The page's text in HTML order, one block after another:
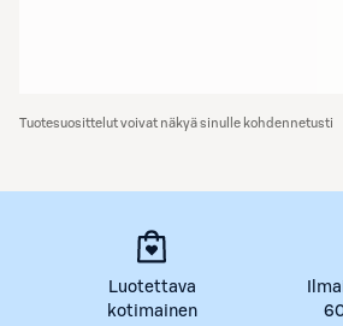
Tuotesuosittelut voivat näkyä sinulle kohdennetusti
Luotettava
kotimainen